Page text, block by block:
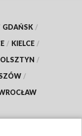
GDAŃSK /
/ KIELCE /
OLSZTYN /
/